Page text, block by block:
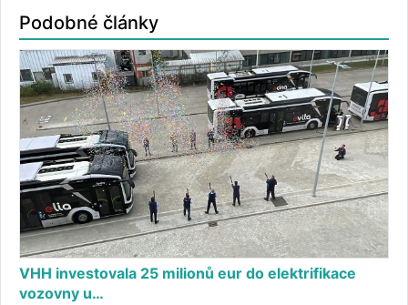
Podobné články
VHH investovala 25 milionů eur do elektrifikace
vozovny u…